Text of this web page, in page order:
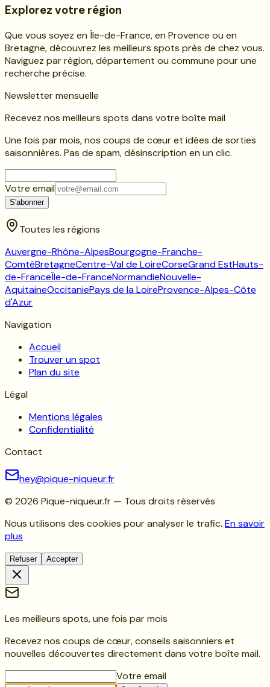
Explorez votre région
Que vous soyez en Île-de-France, en Provence ou en
Bretagne, découvrez les meilleurs spots près de chez vous.
Naviguez par région, département ou commune pour une
recherche précise.
Newsletter mensuelle
Recevez nos meilleurs spots dans votre boîte mail
Une fois par mois, nos coups de cœur et idées de sorties
saisonnières. Pas de spam, désinscription en un clic.
Votre email
S'abonner
Toutes les régions
Auvergne-Rhône-AlpesBourgogne-Franche-
ComtéBretagneCentre-Val de LoireCorseGrand EstHauts-
de-FranceÎle-de-FranceNormandieNouvelle-
AquitaineOccitaniePays de la LoireProvence-Alpes-Côte
d'Azur
Navigation
Accueil
Trouver un spot
Plan du site
Légal
Mentions légales
Confidentialité
Contact
hey@pique-niqueur.fr
© 2026 Pique-niqueur.fr — Tous droits réservés
Nous utilisons des cookies pour analyser le trafic. En savoir
plus
Refuser Accepter
Les meilleurs spots, une fois par mois
Recevez nos coups de cœur, conseils saisonniers et
nouvelles découvertes directement dans votre boîte mail.
Votre email